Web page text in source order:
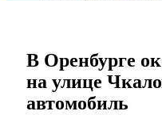
В Оренбурге
на улице
автомобиль